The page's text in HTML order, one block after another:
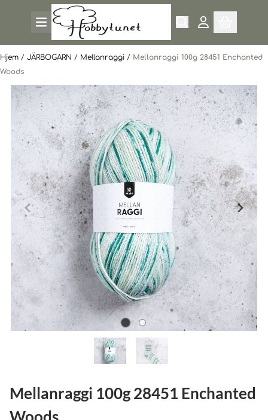
Hopp til innhold
Hjem / JÄRBOGARN / Mellanraggi / Mellanraggi 100g 28451 Enchanted
Woods
Mellanraggi 100g 28451 Enchanted